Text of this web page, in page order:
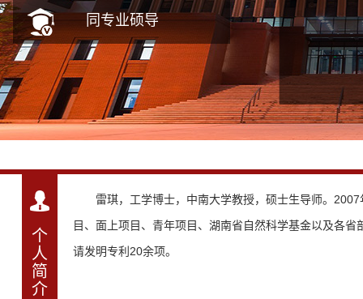
同专业硕导
个
人
简
介
雷琪，工学博士，中南大学教授，硕士生导师。
目、面上项目、青年项目、湖南省自然科学基金以及各
请发明专利20余项。